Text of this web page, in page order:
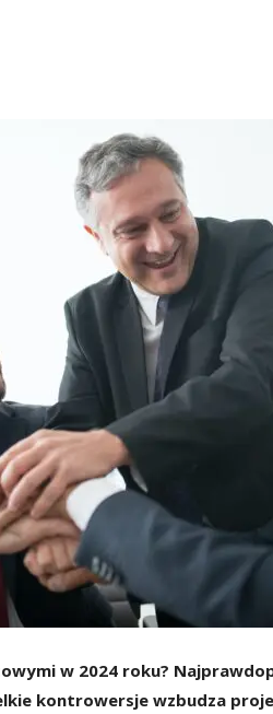
w 2024 roku?
kontrowersje wzbudza